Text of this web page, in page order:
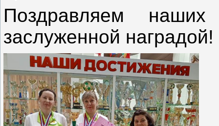
Поздравляем
заслуженной наградой!